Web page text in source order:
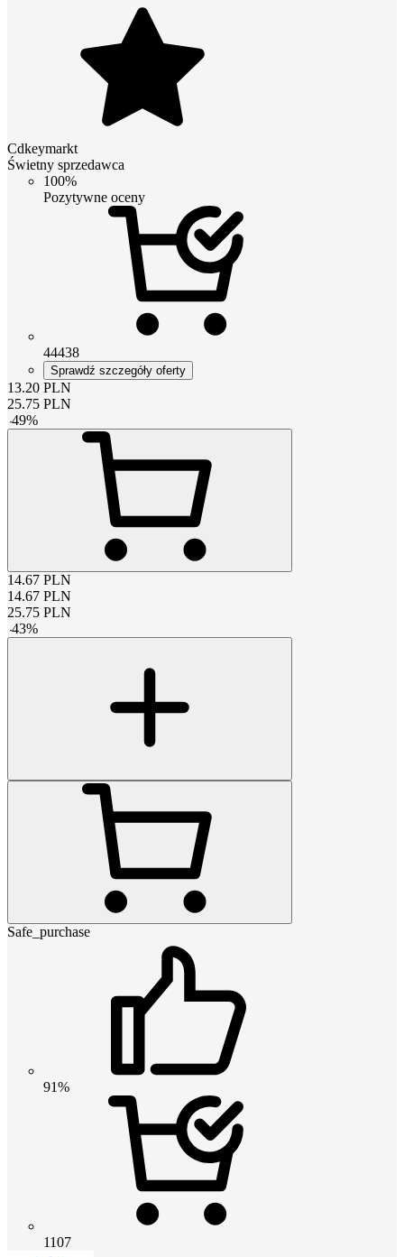
Cdkeymarkt
Świetny sprzedawca
100%
Pozytywne oceny
44438
Sprawdź szczegóły oferty
13.20 PLN
25.75 PLN
-49%
14.67 PLN
14.67 PLN
25.75 PLN
-43%
Safe_purchase
91%
1107